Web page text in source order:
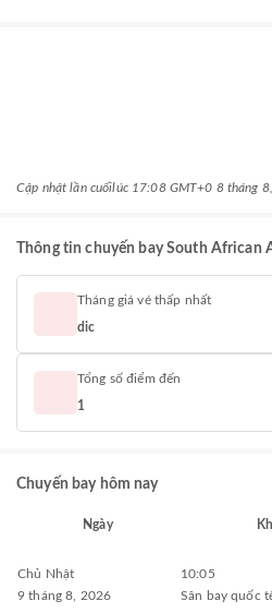
Cập nhật lần cuốilúc 17:08 GMT+0 8 tháng
Thông tin chuyến bay South African
Tháng giá vé thấp nhất
dic
Tổng số điểm đến
1
Chuyến bay hôm nay
Ngày
Chủ Nhật
9 tháng 8, 2026
10:05
Sân bay quốc